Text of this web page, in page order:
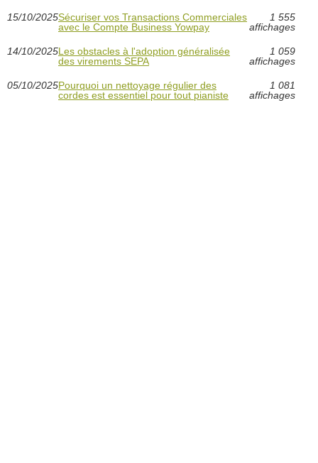
15/10/2025Sécuriser vos Transactions Commerciales
avec le Compte Business Yowpay
1 555
affichages
14/10/2025Les obstacles à l'adoption généralisée
des virements SEPA
1 059
affichages
05/10/2025Pourquoi un nettoyage régulier des
cordes est essentiel pour tout pianiste
1 081
affichages